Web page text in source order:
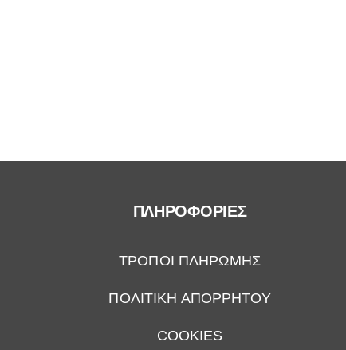
ΠΛΗΡΟΦΟΡΙΕΣ
ΤΡΟΠΟΙ ΠΛΗΡΩΜΗΣ
ΠΟΛΙΤΙΚΗ ΑΠΟΡΡΗΤΟΥ
COOKIES